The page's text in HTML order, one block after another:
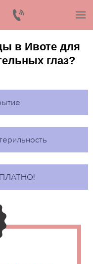
в Ивоте для
глаз?